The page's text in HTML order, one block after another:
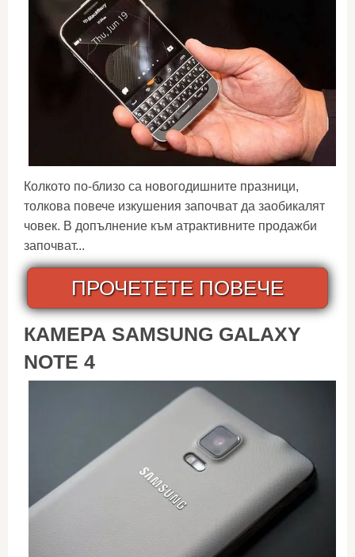
Колкото по-близо са новогодишните празници,
толкова повече изкушения започват да заобикалят
човек. В допълнение към атрактивните продажби
започват...
ПРОЧЕТЕТЕ ПОВЕЧЕ
КАМЕРА SAMSUNG GALAXY
NOTE 4